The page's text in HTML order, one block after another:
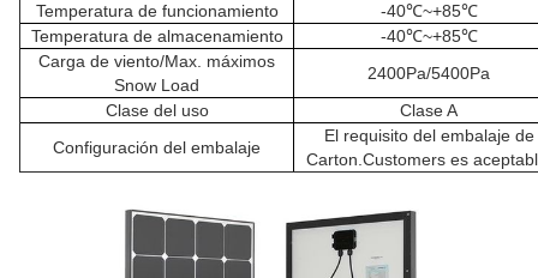
Temperatura de funcionamiento
-40℃~+85℃
Temperatura de almacenamiento
-40℃~+85℃
Carga de viento/Max. máximos
Snow Load
2400Pa/5400Pa
Clase del uso
Clase A
Configuración del embalaje
El requisito del embalaje de
Carton.Customers es